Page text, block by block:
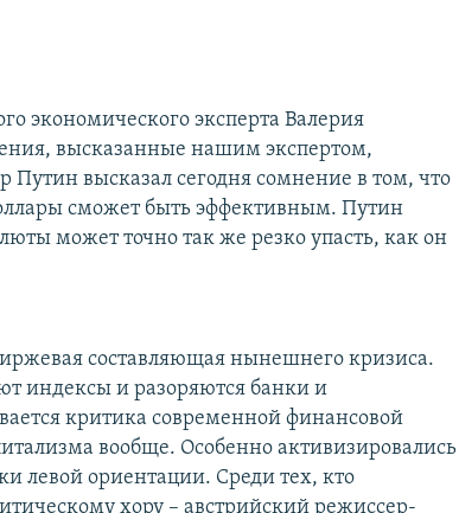
экономического эксперта Валерия
высказанные нашим экспертом,
высказал сегодня сомнение в том, что
сможет быть эффективным. Путин
может точно так же резко упасть, как он
составляющая нынешнего кризиса.
индексы и разоряются банки и
критика современной финансовой
вообще. Особенно активизировались
левой ориентации. Среди тех, кто
хору – австрийский режиссер-